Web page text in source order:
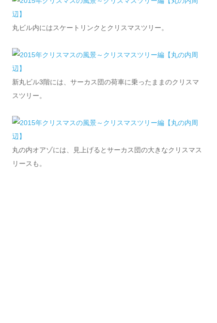
丸ビル内にはスケートリンクとクリスマスツリー。
新丸ビル3階には、サーカス団の荷車に乗ったままのクリスマ
スツリー。
丸の内オアゾには、見上げるとサーカス団の大きなクリスマス
リースも。